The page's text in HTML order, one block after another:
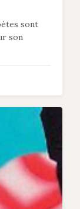
sont
son